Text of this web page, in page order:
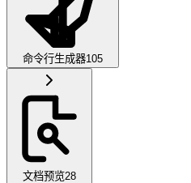
命令行生成器105
文档预览28